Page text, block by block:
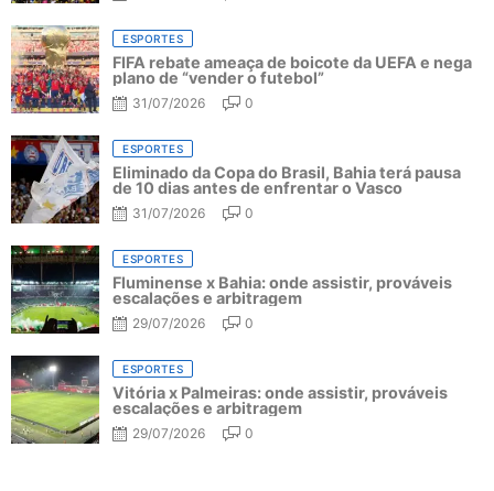
ESPORTES
FIFA rebate ameaça de boicote da UEFA e nega
plano de “vender o futebol”
31/07/2026 0
ESPORTES
Eliminado da Copa do Brasil, Bahia terá pausa
de 10 dias antes de enfrentar o Vasco
31/07/2026 0
ESPORTES
Fluminense x Bahia: onde assistir, prováveis
escalações e arbitragem
29/07/2026 0
ESPORTES
Vitória x Palmeiras: onde assistir, prováveis
escalações e arbitragem
29/07/2026 0